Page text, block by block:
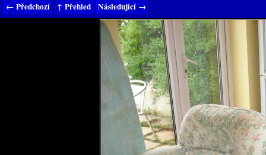
← Předchozí
↑ Přehled Následující →